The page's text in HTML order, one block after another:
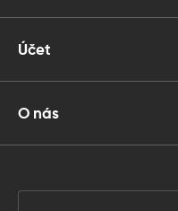
Účet
O nás